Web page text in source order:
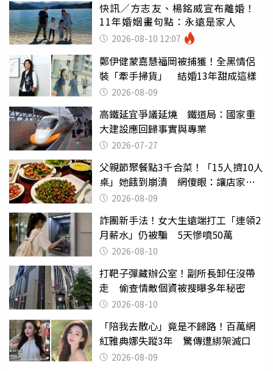
快訊／方志友、楊銘威宣布離婚！
11年婚姻畫句點：永遠是家人
2026-08-10 12:07
鄭伊健蒙嘉慧福岡被捕獲！全黑情侶
裝「牽手掃貨」 結婚13年甜成這樣
2026-08-09
高鐵延宜爭議延燒 鐵道局：國家重
大建設應回歸事實與專業
2026-07-27
父親節聚餐點3千合菜！「15人擠10人
桌」她餓到崩潰 網傻眼：讓店家看
笑話2026-08-09
詐團新手法！女大生遠端打工「連領2
月薪水」仍被騙 5天慘噴50萬
2026-08-10
打靶子彈藏辦公室！副所長卸任沒帶
走 偷查情敵個資被搜曝多年秘密
2026-08-10
「陪我去散心」竟是不歸路！百萬網
紅雅典娜失蹤3年 驚傳遭綁架滅口
2026-08-09